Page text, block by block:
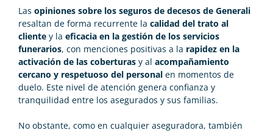
Las opiniones sobre los seguros de decesos de Generali
resaltan de forma recurrente la calidad del trato al
cliente y la eficacia en la gestión de los servicios
funerarios, con menciones positivas a la rapidez en la
activación de las coberturas y al acompañamiento
cercano y respetuoso del personal en momentos de
duelo. Este nivel de atención genera confianza y
tranquilidad entre los asegurados y sus familias.
No obstante, como en cualquier aseguradora, también